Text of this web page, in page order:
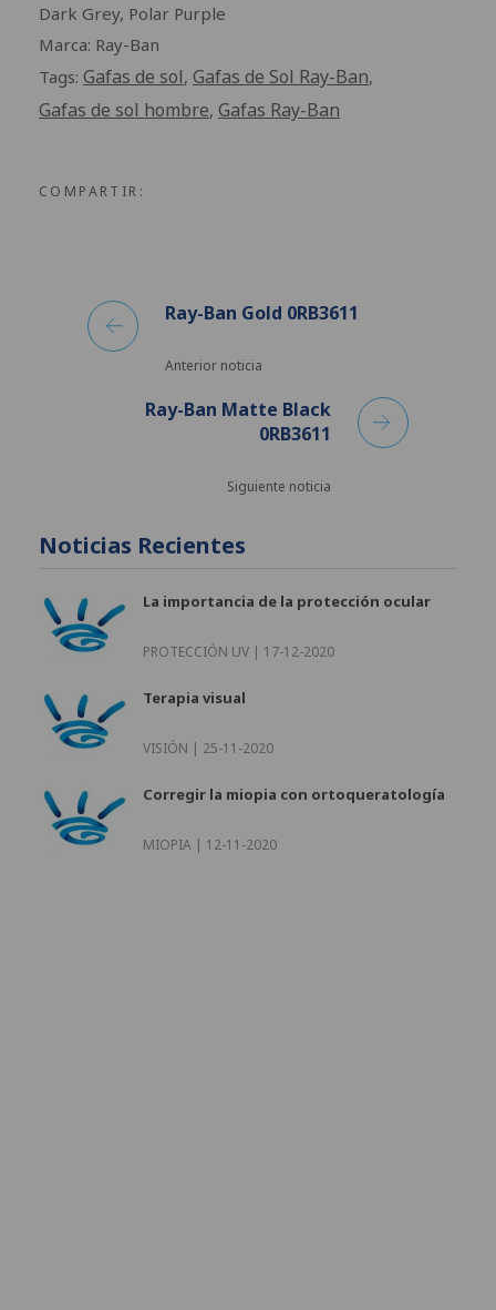
Dark Grey, Polar Purple
Marca: Ray-Ban
Tags: Gafas de sol, Gafas de Sol Ray-Ban,
Gafas de sol hombre, Gafas Ray-Ban
COMPARTIR:
Ray-Ban Gold 0RB3611
Anterior noticia
Ray-Ban Matte Black
0RB3611
Siguiente noticia
Noticias Recientes
La importancia de la protección ocular
PROTECCIÓN UV | 17-12-2020
Terapia visual
VISIÓN | 25-11-2020
Corregir la miopia con ortoqueratología
MIOPIA | 12-11-2020